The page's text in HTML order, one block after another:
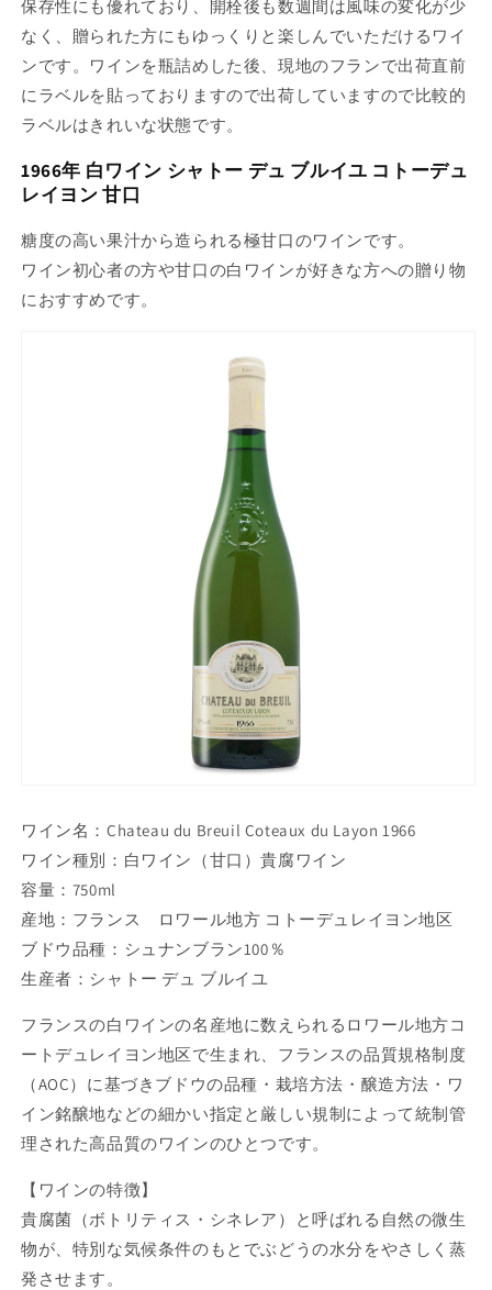
保存性にも優れており、開栓後も数週間は風味の変化が少
なく、贈られた方にもゆっくりと楽しんでいただけるワイ
ンです。ワインを瓶詰めした後、現地のフランで出荷直前
にラベルを貼っておりますので出荷していますので比較的
ラベルはきれいな状態です。
1966年 白ワイン シャトー デュ ブルイユ コトーデュ
レイヨン 甘口
糖度の高い果汁から造られる極甘口のワインです。
ワイン初心者の方や甘口の白ワインが好きな方への贈り物
におすすめです。
ワイン名：Chateau du Breuil Coteaux du Layon 1966
ワイン種別：白ワイン（甘口）貴腐ワイン
容量：750ml
産地：フランス ロワール地方 コトーデュレイヨン地区
ブドウ品種：シュナンブラン100％
生産者：シャトー デュ ブルイユ
フランスの白ワインの名産地に数えられるロワール地方コ
ートデュレイヨン地区で生まれ、フランスの品質規格制度
（AOC）に基づきブドウの品種・栽培方法・醸造方法・ワ
イン銘醸地などの細かい指定と厳しい規制によって統制管
理された高品質のワインのひとつです。
【ワインの特徴】
貴腐菌（ボトリティス・シネレア）と呼ばれる自然の微生
物が、特別な気候条件のもとでぶどうの水分をやさしく蒸
発させます。